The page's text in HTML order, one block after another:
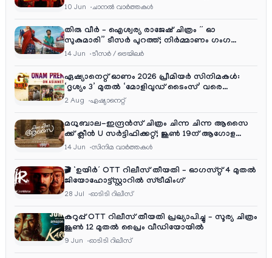
10 Jun ചാനല്‍ വാര്‍ത്തകള്‍
തിരു വീർ – ഐശ്വര്യ രാജേഷ് ചിത്രം ” ഓ
സുകുമാരി” ടീസർ പുറത്ത്; നിർമ്മാണം ഗംഗ
എന്റർടൈൻമെന്റ്‌സ്
14 Jun ടീസര്‍ / ട്രെയിലര്‍
ഏഷ്യാനെറ്റ് ഓണം 2026 പ്രീമിയർ സിനിമകൾ:
‘ദൃശ്യം 3’ മുതൽ ‘മോളിവുഡ് ടൈംസ്’ വരെ
ആഘോഷ വിരുന്ന്
2 Aug ഏഷ്യാനെറ്റ്‌
മധുബാല-ഇന്ദ്രൻസ് ചിത്രം ചിന്ന ചിന്ന ആസൈ
ക്ക് ക്ലീൻ U സർട്ടിഫിക്കറ്റ്; ജൂൺ 19ന് ആഗോള
റിലീസ്
14 Jun സിനിമ വാര്‍ത്തകള്‍
🎬 ‘ഉയിർ’ OTT റിലീസ് തീയതി – ഓഗസ്റ്റ് 4 മുതൽ
ജിയോഹോട്ട്സ്റ്റാറിൽ സ്ട്രീമിംഗ്
28 Jul ഓടിടി റിലീസ്
കറുപ്പ് OTT റിലീസ് തീയതി പ്രഖ്യാപിച്ചു – സൂര്യ ചിത്രം
ജൂൺ 12 മുതൽ പ്രൈം വീഡിയോയിൽ
9 Jun ഓടിടി റിലീസ്